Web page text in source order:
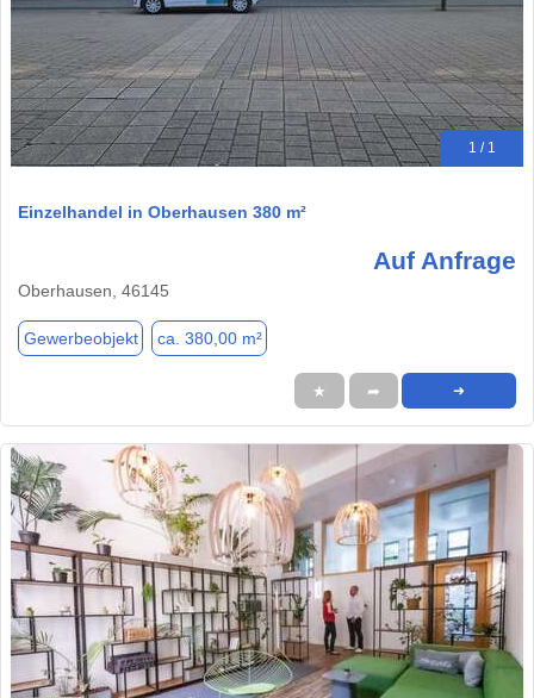
1 / 1
Einzelhandel in Oberhausen 380 m²
Auf Anfrage
Oberhausen, 46145
Gewerbeobjekt ca. 380,00 m²
★ ➦ ➜